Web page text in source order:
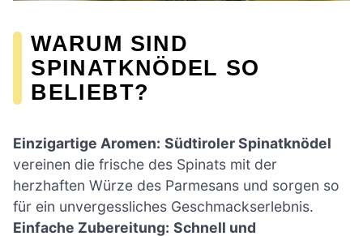
WARUM SIND
SPINATKNÖDEL SO
BELIEBT?
Einzigartige Aromen: Südtiroler Spinatknödel
vereinen die frische des Spinats mit der
herzhaften Würze des Parmesans und sorgen so
für ein unvergessliches Geschmackserlebnis.
Einfache Zubereitung: Schnell und